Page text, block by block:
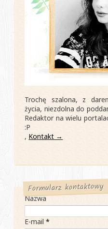
Trochę szalona, z
życia, niezdolna do
Redaktor na wielu
:P
, Kontakt →
Formularz kontaktowy
Nazwa
E-mail*